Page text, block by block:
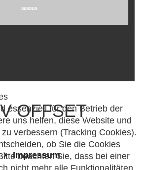
SENDEN
OFFSET
Impressum
essenziell für den Betrieb der
uns helfen, diese Website und
verbessern (Tracking Cookies).
ob Sie die Cookies
beachten Sie, dass bei einer
nicht mehr alle Funktionalitäten